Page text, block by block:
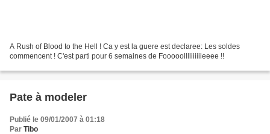
A Rush of Blood to the Hell ! Ca y est la guere est declaree: Les soldes
commencent ! C'est parti pour 6 semaines de Fooooolllliiiiiieeee !!
Pate à modeler
Publié le 09/01/2007 à 01:18
Par Tibo